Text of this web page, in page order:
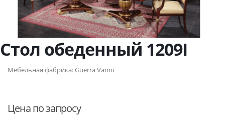
Стол обеденный 1209I
Мебельная фабрика:Guerra Vanni
Цена по запросу